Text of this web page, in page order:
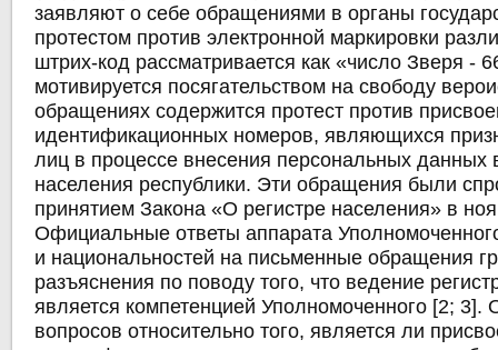
заявляют о себе обращениями в органы
протестом против электронной маркировки
штрих-код рассматривается как «число Зверя -
мотивируется посягательством на свободу
обращениях содержится протест против
идентификационных номеров, являющихся
лиц в процессе внесения персональных данных
населения республики. Эти обращения были
принятием Закона «О регистре населения» в
Официальные ответы аппарата
и национальностей на письменные обращения
разъяснения по поводу того, что ведение
является компетенцией Уполномоченного [2; 3].
вопросов относительно того, является ли